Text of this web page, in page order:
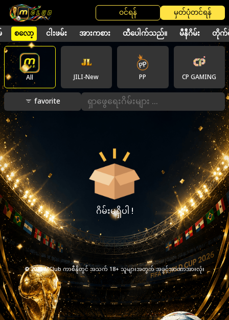
ဝင်ရန် မှတ်ပုံတင်ရန်
စလော့ ငါးဖမ်း အားကစား ထီပေါက်သည်။ မီနီဂိမ်း တိုက်
All JILI-New PP CP GAMING
favorite
ဂိမ်းမရှိပါ !
© 2025 MClub ကာစီနိုတွင် အသက် 18+ သူများအတွက် အခွင့်အာဏာအားလုံး